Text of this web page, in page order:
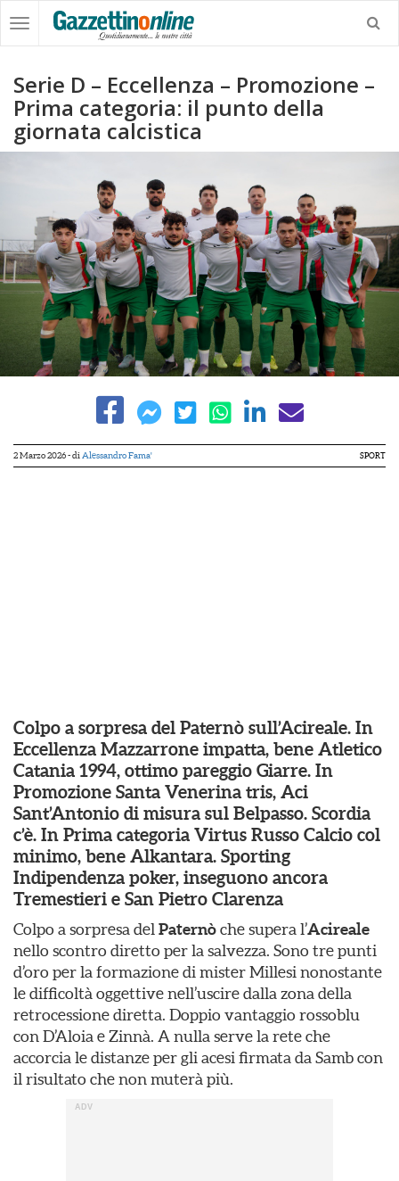
Serie D – Eccellenza – Promozione –
Prima categoria: il punto della
giornata calcistica
2 Marzo 2026- di Alessandro Fama' SPORT
Colpo a sorpresa del Paternò sull’Acireale. In
Eccellenza Mazzarrone impatta, bene Atletico
Catania 1994, ottimo pareggio Giarre. In
Promozione Santa Venerina tris, Aci
Sant’Antonio di misura sul Belpasso. Scordia
c’è. In Prima categoria Virtus Russo Calcio col
minimo, bene Alkantara. Sporting
Indipendenza poker, inseguono ancora
Tremestieri e San Pietro Clarenza
Colpo a sorpresa del Paternòche supera l’Acireale
nello scontro diretto per la salvezza. Sono tre punti
d’oro per la formazione di mister Millesi nonostante
le difficoltà oggettive nell’uscire dalla zona della
retrocessione diretta. Doppio vantaggio rossoblu
con D’Aloia e Zinnà. A nulla serve la rete che
accorcia le distanze per gli acesi firmata da Samb con
il risultato che non muterà più.